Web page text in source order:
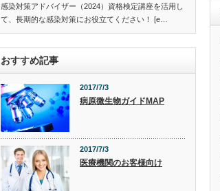
感染対策アドバイザー（2024）資格検定講座を活用し
て、長期的な感染対策にお役立てください！ [e…
おすすめ記事
2017/7/3
病原微生物ガイドMAP
2017/7/3
医療機関のお客様向け